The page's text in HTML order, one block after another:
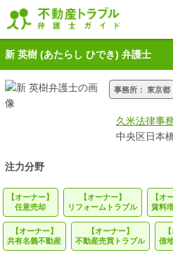
新 英樹 (あたらし ひでき) 弁護士
事務所： 東京都
久米法律事
中央区日本
注力分野
【オーナー】
任意売却
【オーナー】
リフォームトラブル
【オ
賃料
【オーナー】
共有名義不動産
【オーナー】
不動産売買トラブル
借